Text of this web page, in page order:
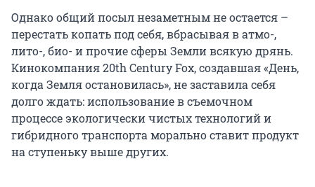
Однако общий посыл незаметным не остается –
перестать копать под себя, вбрасывая в атмо-,
лито-, био- и прочие сферы Земли всякую дрянь.
Кинокомпания 20th Century Fox, создавшая «День,
когда Земля остановилась», не заставила себя
долго ждать: использование в съемочном
процессе экологически чистых технологий и
гибридного транспорта морально ставит продукт
на ступеньку выше других.